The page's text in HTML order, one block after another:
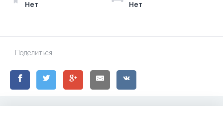
Нет
Нет
Поделиться: